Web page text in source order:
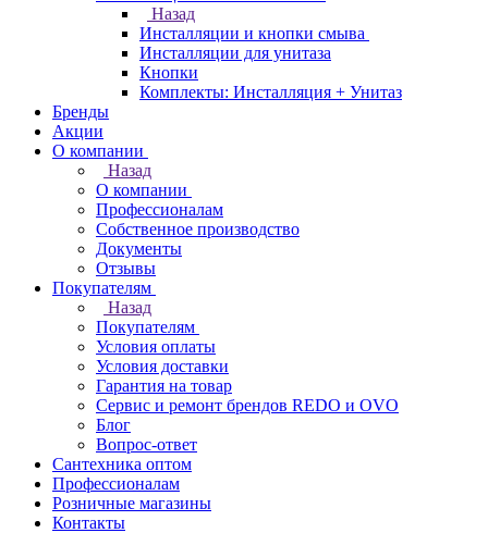
Назад
Инсталляции и кнопки смыва
Инсталляции для унитаза
Кнопки
Комплекты: Инсталляция + Унитаз
Бренды
Акции
О компании
Назад
О компании
Профессионалам
Собственное производство
Документы
Отзывы
Покупателям
Назад
Покупателям
Условия оплаты
Условия доставки
Гарантия на товар
Сервис и ремонт брендов REDO и OVO
Блог
Вопрос-ответ
Сантехника оптом
Профессионалам
Розничные магазины
Контакты